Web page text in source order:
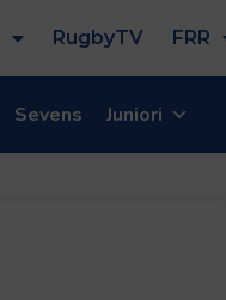
RugbyTV FRR
Sevens Juniori